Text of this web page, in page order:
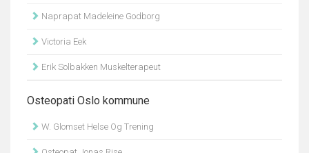
Naprapat Madeleine Godborg
Victoria Eek
Erik Solbakken Muskelterapeut
Osteopati Oslo kommune
W. Glomset Helse Og Trening